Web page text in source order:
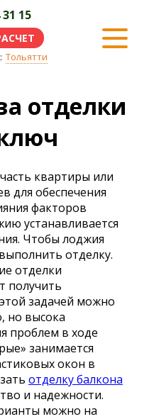
15
Тольятти
отделки
квартиры или
для обеспечения
факторов
устанавливается
Чтобы лоджия
отделку.
отделки
получить
задачей можно
но высока
проблем в ходе
занимается
окон в
отделку балкона
и надежности.
можно на